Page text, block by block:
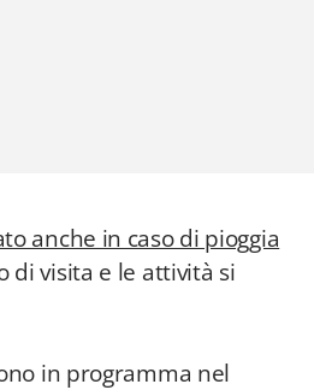
anche in caso di pioggia
di visita e le attività si
in programma nel